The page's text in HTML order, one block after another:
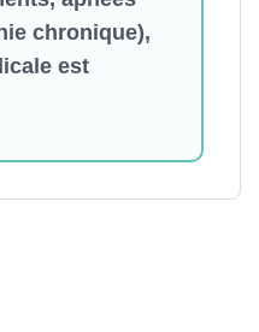
chronique),
est